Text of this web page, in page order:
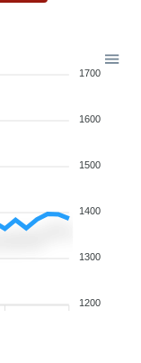
1700
1600
1500
1400
1300
1200